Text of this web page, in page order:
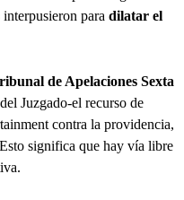
interpusieron para dilatar el
de Apelaciones Sexta
Juzgado-el recurso de
contra la providencia,
significa que hay vía libre